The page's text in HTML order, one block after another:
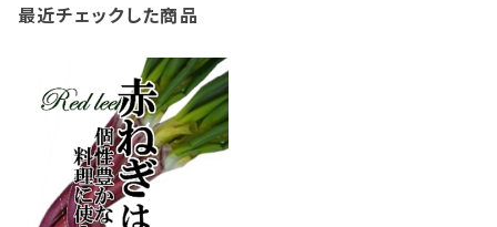
最近チェックした商品